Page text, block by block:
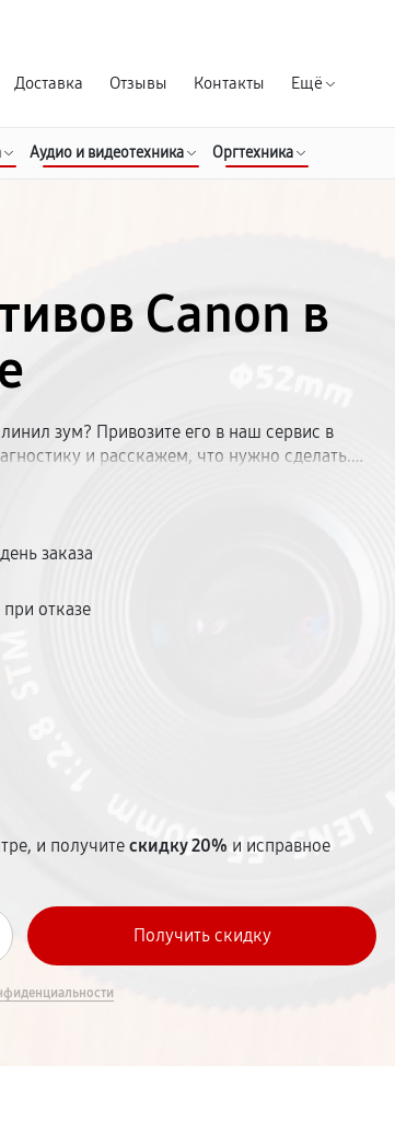
Доставка Отзывы Контакты Ещё
Аудио и видеотехника Оргтехника
Canon в
зум? Привозите его в наш сервис в
и расскажем, что нужно сделать.
до 12 месяцев. Наш центр удобно
заказа
отказе
и получитескидку 20% и исправное